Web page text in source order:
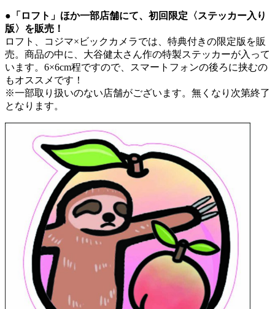
●「ロフト」ほか一部店舗にて、初回限定〈ステッカー入り
版〉を販売！
ロフト、コジマ×ビックカメラでは、特典付きの限定版を販
売。商品の中に、大谷健太さん作の特製ステッカーが入って
います。6×6cm程ですので、スマートフォンの後ろに挟むの
もオススメです！
※一部取り扱いのない店舗がございます。無くなり次第終了
となります。